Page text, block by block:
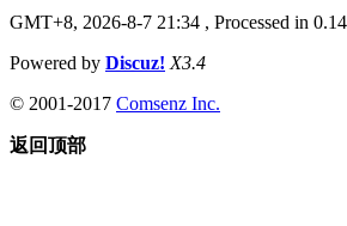
GMT+8, 2026-8-7 21:34 , Processed in
Powered by Discuz! X3.4
© 2001-2017 Comsenz Inc.
返回顶部